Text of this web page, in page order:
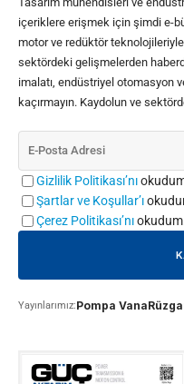
içeriklere erişmek için şimdi e-
motor ve redüktör
sektördeki gelişmelerden
imalatı, endüstriyel otomasyon
kaçırmayın. Kaydolun ve
Gizlilik Politikası’nı
Şartlar ve Koşullar’ı
Çerez Politikası’nı
Yayınlarımız:Pompa Vana